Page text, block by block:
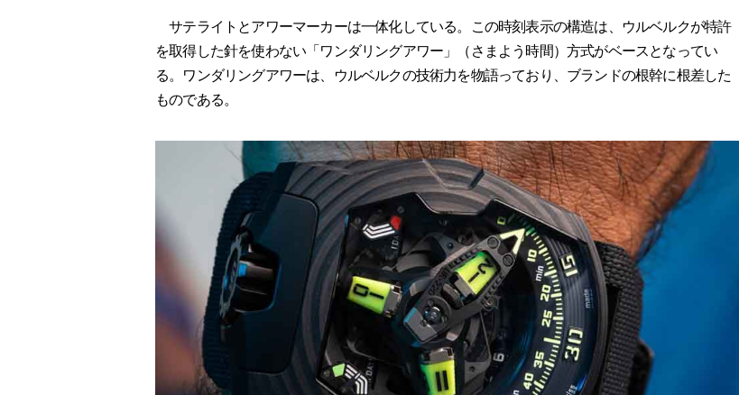
サテライトとアワーマーカーは一体化している。この時刻表示の構造は、ウルベルクが特許
を取得した針を使わない「ワンダリングアワー」（さまよう時間）方式がベースとなってい
る。ワンダリングアワーは、ウルベルクの技術力を物語っており、ブランドの根幹に根差した
ものである。